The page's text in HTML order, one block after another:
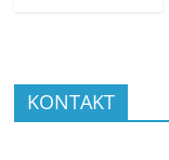
KONTAKT